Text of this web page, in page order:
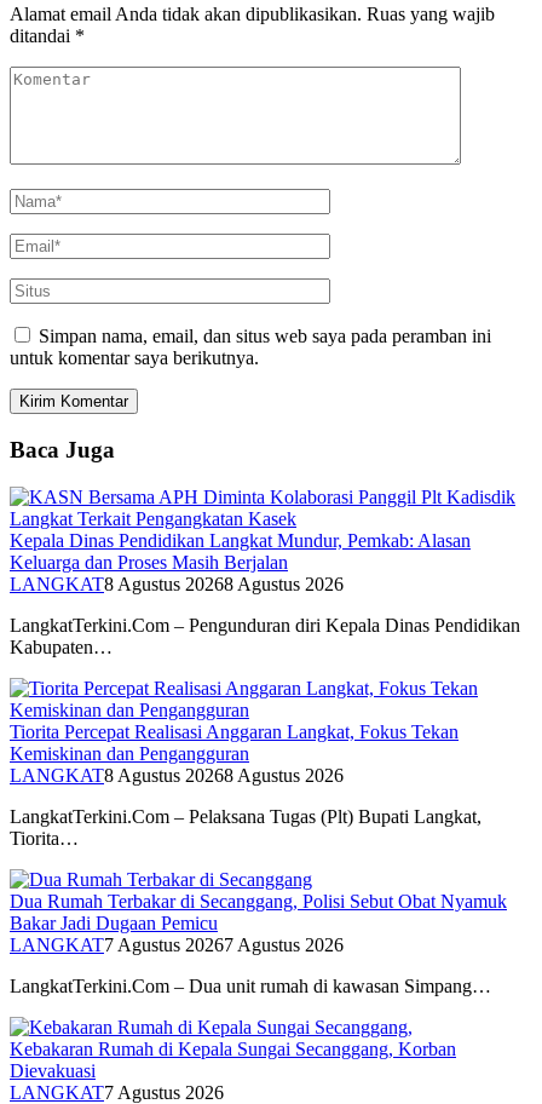
Alamat email Anda tidak akan dipublikasikan. Ruas yang wajib
ditandai *
Simpan nama, email, dan situs web saya pada peramban ini
untuk komentar saya berikutnya.
Baca Juga
Kepala Dinas Pendidikan Langkat Mundur, Pemkab: Alasan
Keluarga dan Proses Masih Berjalan
LANGKAT8 Agustus 20268 Agustus 2026
LangkatTerkini.Com – Pengunduran diri Kepala Dinas Pendidikan
Kabupaten…
Tiorita Percepat Realisasi Anggaran Langkat, Fokus Tekan
Kemiskinan dan Pengangguran
LANGKAT8 Agustus 20268 Agustus 2026
LangkatTerkini.Com – Pelaksana Tugas (Plt) Bupati Langkat,
Tiorita…
Dua Rumah Terbakar di Secanggang, Polisi Sebut Obat Nyamuk
Bakar Jadi Dugaan Pemicu
LANGKAT7 Agustus 20267 Agustus 2026
LangkatTerkini.Com – Dua unit rumah di kawasan Simpang…
Kebakaran Rumah di Kepala Sungai Secanggang, Korban
Dievakuasi
LANGKAT7 Agustus 2026